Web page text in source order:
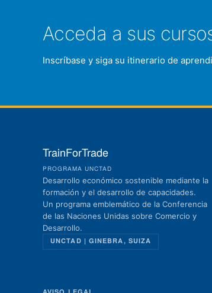
Acceda a sus
Inscríbase y siga su itinerario de
TrainForTrade
PROGRAMA UNCTAD
Desarrollo económico sostenible mediante la
formación y el desarrollo de capacidades.
Un programa emblemático de la Conferencia
de las Naciones Unidas sobre Comercio y
Desarrollo.
UNCTAD | GINEBRA, SUIZA